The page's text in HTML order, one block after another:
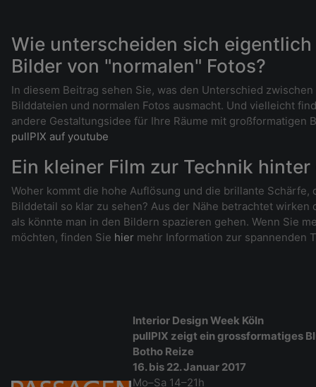
Wie unterscheiden sich
Bilder von "normalen" Fotos?
In diesem Beitrag sehen Sie, was den Unterschied
Bilddateien und normalen Fotos ausmacht. Und vielleicht
andere Gestaltungsidee für Ihre Räume mit großformatigen
pullPIX auf youtube
Ein kleiner Film zur Technik
Woher kommt die hohe Auflösung und die brillante Schärfe,
Bilddetail so klar zu sehen? Aus der Nähe betrachtet wirken
als könnte man in den Bildern spazieren gehen. Wenn Sie
möchten, finden Sie hier mehr Information zur spannenden
Interior Design Week Köln
pullPIX zeigt ein grossformatiges
Botho Reize
16. bis 22. Januar 2017
Mo–Sa 14–21h